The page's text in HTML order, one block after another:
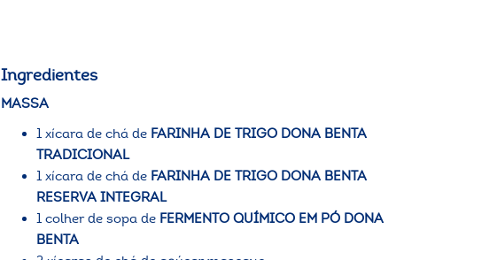
Ingredientes
MASSA
1 xícara de chá deFARINHA DE TRIGO DONA BENTA
TRADICIONAL
1 xícara de chá de FARINHA DE TRIGO DONA BENTA
RESERVA INTEGRAL
1 colher de sopa de FERMENTO QUÍMICO EM PÓ DONA
BENTA